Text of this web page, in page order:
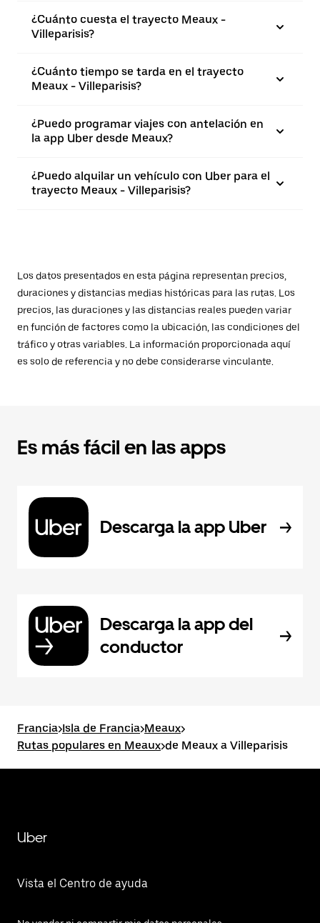
¿Cuánto cuesta el trayecto Meaux -
Villeparisis?
¿Cuánto tiempo se tarda en el trayecto
Meaux - Villeparisis?
¿Puedo programar viajes con antelación en
la app Uber desde Meaux?
¿Puedo alquilar un vehículo con Uber para el
trayecto Meaux - Villeparisis?
Los datos presentados en esta página representan precios,
duraciones y distancias medias históricas para las rutas. Los
precios, las duraciones y las distancias reales pueden variar
en función de factores como la ubicación, las condiciones del
tráfico y otras variables. La información proporcionada aquí
es solo de referencia y no debe considerarse vinculante.
Es más fácil en las apps
Descarga la app Uber
Descarga la app del
conductor
Francia>Isla de Francia>Meaux>
Rutas populares en Meaux>de Meaux a Villeparisis
Uber
Vista el Centro de ayuda